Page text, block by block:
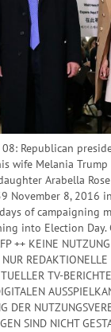
08: Republican
wife Melania Trump
Arabella
November 8, 2016
of campaigning
into Election Day.
++ KEINE
TV-
DER
SIND NICHT